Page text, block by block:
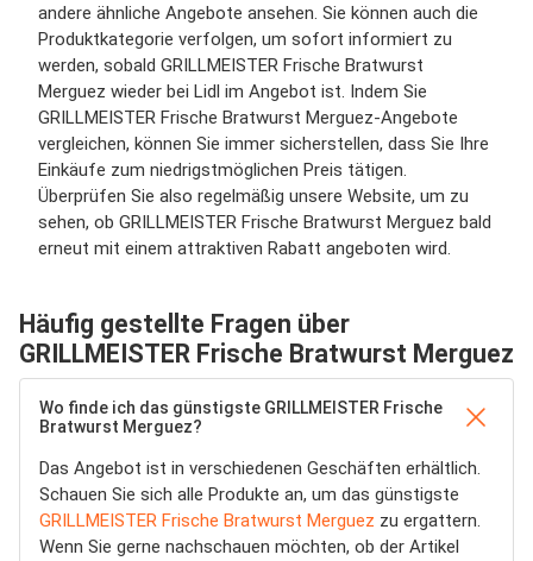
andere ähnliche Angebote ansehen. Sie können auch die
Produktkategorie verfolgen, um sofort informiert zu
werden, sobald GRILLMEISTER Frische Bratwurst
Merguez wieder bei Lidl im Angebot ist. Indem Sie
GRILLMEISTER Frische Bratwurst Merguez-Angebote
vergleichen, können Sie immer sicherstellen, dass Sie Ihre
Einkäufe zum niedrigstmöglichen Preis tätigen.
Überprüfen Sie also regelmäßig unsere Website, um zu
sehen, ob GRILLMEISTER Frische Bratwurst Merguez bald
erneut mit einem attraktiven Rabatt angeboten wird.
Häufig gestellte Fragen über
GRILLMEISTER Frische Bratwurst Merguez
Wo finde ich das günstigste GRILLMEISTER Frische
Bratwurst Merguez?
Das Angebot ist in verschiedenen Geschäften erhältlich.
Schauen Sie sich alle Produkte an, um das günstigste
GRILLMEISTER Frische Bratwurst Merguez zu ergattern.
Wenn Sie gerne nachschauen möchten, ob der Artikel